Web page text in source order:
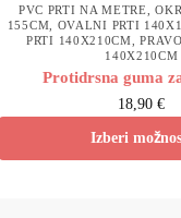
PVC PRTI NA METRE ,
155CM
OVALNI PRTI
PRTI 140X210CM ,
140X210CM
Protidrsna guma
18,90 €
Izberi